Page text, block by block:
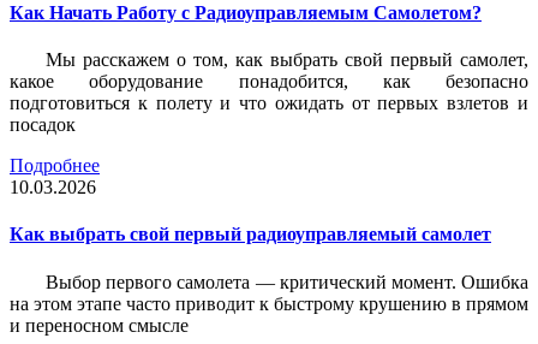
Как Начать Работу с Радиоуправляемым Самолетом?
Мы расскажем о том, как выбрать свой первый самолет,
какое оборудование понадобится, как безопасно
подготовиться к полету и что ожидать от первых взлетов и
посадок
Подробнее
10.03.2026
Как выбрать свой первый радиоуправляемый самолет
Выбор первого самолета — критический момент. Ошибка
на этом этапе часто приводит к быстрому крушению в прямом
и переносном смысле